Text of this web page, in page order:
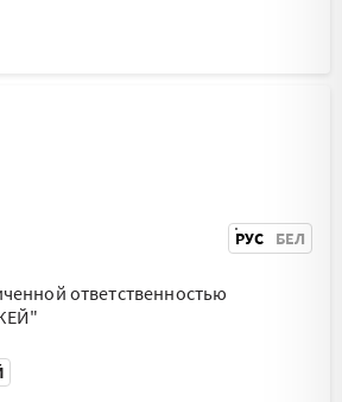
РУС БЕЛ
ответственностью